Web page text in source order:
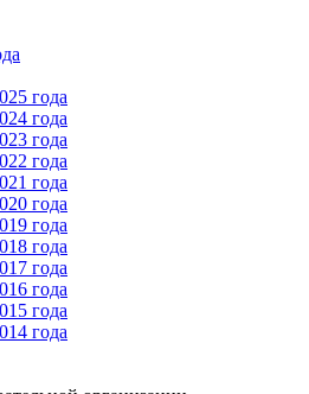
года
года
года
года
года
года
года
года
года
года
года
года